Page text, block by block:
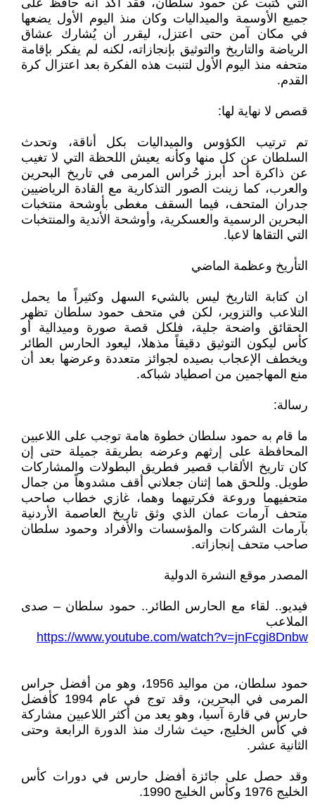
التي كتبت عن حمود سلطان، فقد أكد أنه حافظ على
جميع الأوسمة والميداليات وكان منذ اليوم الأول يضعها
في مكان آمن حتى اعتزل، ليقرر أن يُشارك عشاق
الرياضة والتاريخ والتوثيق بإنجازاته، لكنه لم يفكر بإقامة
متحفه منذ اليوم الأول لتنبت هذه الفكرة بعد اعتزال كرة
القدم.
قصص لا نهاية لها:
تم ترتيب الكؤوس والميداليات بكل أناقة، وتحدث
السلطان عن كل منها وكأنه يعيش اللحظة التي لا تغيب
عن ذاكرة أحد أبرز حُراس المرمى في تاريخ البحرين
والعرب، كما زينت الصور التذكارية مع القادة الرياضيين
جدران المتحف، فيما السقف مغطى بأوشحة منتخبات
البحرين الرسمية والعسكرية، وأوشحة الأندية والمنتخبات
التي التقاها لاعبا.
التأريخ وعظمة الماضي
ان كتابة التاريخ ليس بالشيء السهل وكثيراً ما يحمل
التلاعب والتزوير، لكن في متحف حمود سلطان تظهر
الحقائق واضحة جلية، فلكل قصة صورة وميدالية أو
كأس ليكون التوثيق دقيقاً مذهلا، ليعود الحارس الطائر
ويخطف الإعجاب بصيده لجوائز متعددة وعرضها بعد أن
منع المهاجمين من اصطياد شباكه.
رسالة:
ما قام به حمود سلطان خطوة هامة توجب على اللاعبين
المحافظة على إرثهم وعرضه بطريقة جميلة حتى إن
كان تاريخ الألقاب قصير فطريق البطولات والمشاركات
طويل. وللحق هما إثنان جعلاني أقف مشدوهاً من جمال
متحفيهما وروعة فكرتيهما وهما، غازي خطاب صاحب
متحف آرمات عمان الذي وثق تاريخ العاصمة الأردنية
بآرمات الشركات والمؤسسات والأفراد وحمود سلطان
صاحب متحف إنجازاته.
المصدر موقع النشرة الدولية
فيديو.. لقاء مع الحارس الطائر.. حمود سلطان – صدى
الملاعب
https://www.youtube.com/watch?v=jnFcgi8Dnbw
حمود سلطان، من مواليد 1956، وهو من أفضل حراس
المرمى في البحرين، وقد توج في عام 1994 كأفضل
حارس في قارة آسيا، وهو يعد من أكثر اللاعبين مشاركة
في كأس الخليج، حيث شارك منذ الدورة الرابعة وحتى
الثانية عشر.
وقد حصل على جائزة أفضل حارس في دورات كأس
الخليج 1976 وكأس الخليج 1990.